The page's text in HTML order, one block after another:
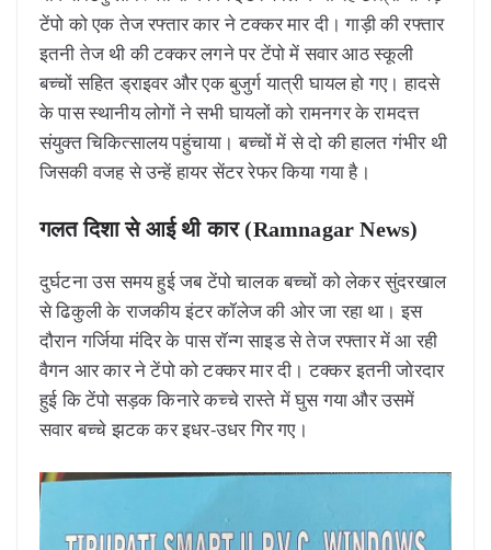
टेंपो को एक तेज रफ्तार कार ने टक्कर मार दी। गाड़ी की रफ्तार
इतनी तेज थी की टक्कर लगने पर टेंपो में सवार आठ स्कूली
बच्चों सहित ड्राइवर और एक बुजुर्ग यात्री घायल हो गए। हादसे
के पास स्थानीय लोगों ने सभी घायलों को रामनगर के रामदत्त
संयुक्त चिकित्सालय पहुंचाया। बच्चों में से दो की हालत गंभीर थी
जिसकी वजह से उन्हें हायर सेंटर रेफर किया गया है।
गलत दिशा से आई थी कार (Ramnagar News)
दुर्घटना उस समय हुई जब टेंपो चालक बच्चों को लेकर सुंदरखाल
से ढिकुली के राजकीय इंटर कॉलेज की ओर जा रहा था। इस
दौरान गर्जिया मंदिर के पास रॉन्ग साइड से तेज रफ्तार में आ रही
वैगन आर कार ने टेंपो को टक्कर मार दी। टक्कर इतनी जोरदार
हुई कि टेंपो सड़क किनारे कच्चे रास्ते में घुस गया और उसमें
सवार बच्चे झटक कर इधर-उधर गिर गए।